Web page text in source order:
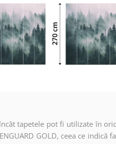
tapetele pot fi utilizate în
GOLD, ceea ce indică